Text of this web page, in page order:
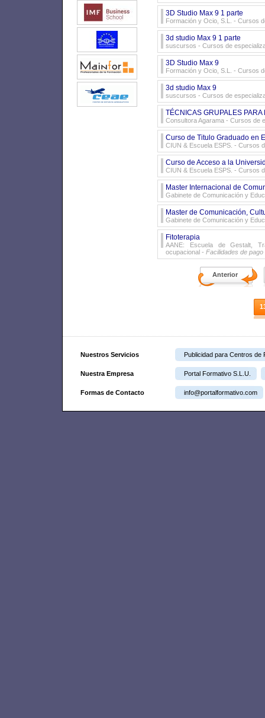
3D Studio Max 9 1 parte
Formación y Ocio, S.L. - Cursos
3d studio Max 9 1 parte
suscursos - Cursos de
3D Studio Max 9
Formación y Ocio, S.L. - Cursos
3d studio Max 9
suscursos - Cursos de
TÉCNICAS GRUPALES
Consultora Agarama - Cursos de
Curso de Titulo Graduado en
CIUN & Escuela ESPS. - Cursos
Curso de Acceso a la
CIUN & Escuela ESPS. - Cursos
Master Internacional de
Gabinete de Comunicación y
Master de Comunicación,
Gabinete de Comunicación y
Fitoterapia
AANE: Escuela de Gestalt,
ocupacional - Facilidades de pago
Anterior
Nuestros Servicios Publicidad para Centros de
Nuestra Empresa Portal Formativo S.L.U.
Formas de Contacto info@portalformativo.com